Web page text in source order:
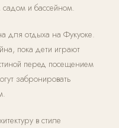
садом и бассейном.
для отдыха на Фукуоке.
пока дети играют
перед посещением
забронировать
в стиле